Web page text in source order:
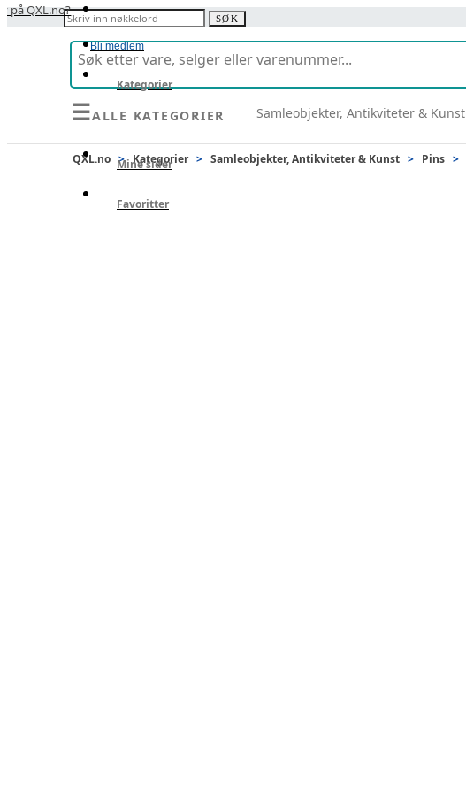
på QXL.no?
Bli medlem
Kategorier
Selg
Mine sider
Favoritter
Søk etter: SØK
☰ALLE KATEGORIER Samleobjekter, Antikviteter & Kunst
QXL.no > Kategorier > Samleobjekter, Antikviteter & Kunst > Pins >